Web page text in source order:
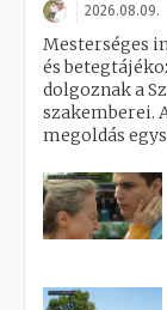
2026.08.09.
Mesterséges
és
dolgoznak a
szakemberei.
megoldás